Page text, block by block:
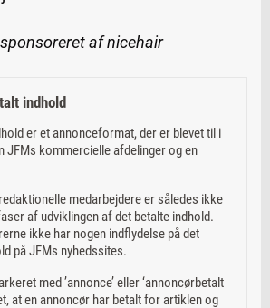
af nicehair
indhold
er et annonceformat, der er blevet til i
JFMs kommercielle afdelinger og en
medarbejdere er således ikke
af udviklingen af det betalte indhold.
ikke har nogen indflydelse på det
på JFMs nyhedssites.
med ’annonce’ eller ‘annoncørbetalt
at en annoncør har betalt for artiklen og